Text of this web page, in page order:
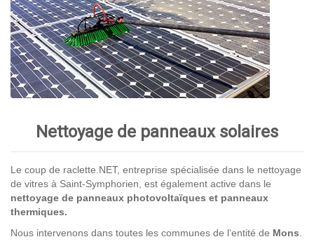
Nettoyage de panneaux solaires
Le coup de raclette.NET, entreprise spécialisée dans le nettoyage
de vitres à Saint-Symphorien, est également active dans le
nettoyage de panneaux photovoltaïques et panneaux
thermiques.
Nous intervenons dans toutes les communes de l’entité de Mons.